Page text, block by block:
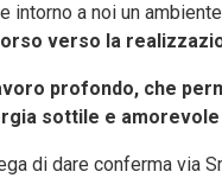
intorno a noi un
verso la
profondo, che
sottile e
di dare conferma via